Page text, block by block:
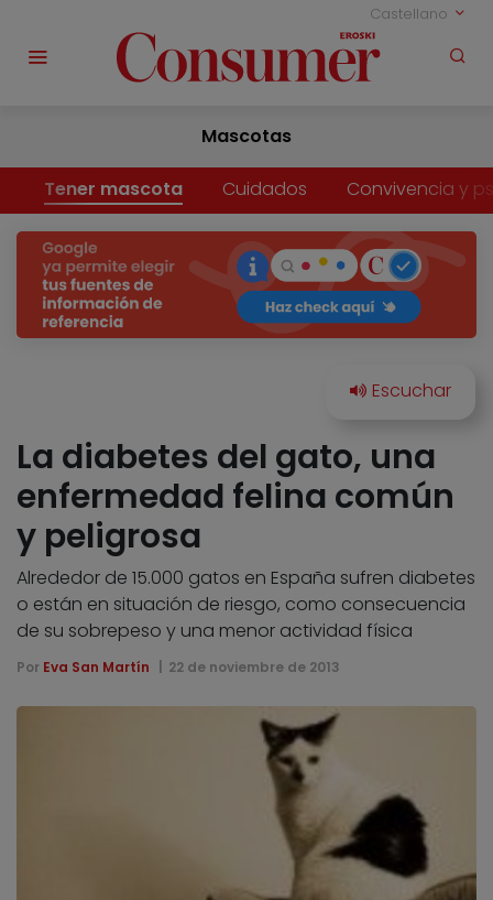
Castellano
Mascotas
Tener mascota Cuidados Convivencia y
La diabetes del gato, una
enfermedad felina común
y peligrosa
Alrededor de 15.000 gatos en España sufren diabetes
o están en situación de riesgo, como consecuencia
de su sobrepeso y una menor actividad física
Por Eva San Martín 22 de noviembre de 2013